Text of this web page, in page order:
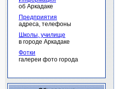
об Аркадаке
Предприятия
адреса, телефоны
Школы, училище
в городе Аркадаке
Фотки
галереи фото города